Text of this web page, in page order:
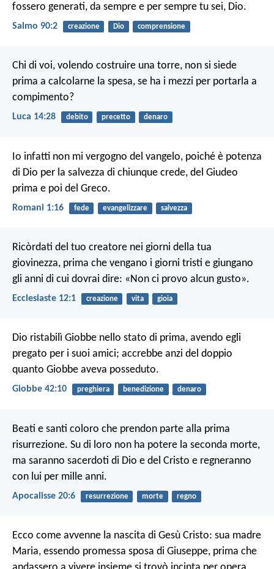
fossero generati, da sempre e per sempre tu sei, Dio.
Salmo 90:2 creazione Dio comprensione
Chi di voi, volendo costruire una torre, non si siede
prima a calcolarne la spesa, se ha i mezzi per portarla a
compimento?
Luca 14:28 debito precetto denaro
Io infatti non mi vergogno del vangelo, poiché è potenza
di Dio per la salvezza di chiunque crede, del Giudeo
prima e poi del Greco.
Romani 1:16 fede evangelizzare salvezza
Ricòrdati del tuo creatore nei giorni della tua
giovinezza, prima che vengano i giorni tristi e giungano
gli anni di cui dovrai dire: «Non ci provo alcun gusto».
Ecclesiaste 12:1 creazione vita gioia
Dio ristabilì Giobbe nello stato di prima, avendo egli
pregato per i suoi amici; accrebbe anzi del doppio
quanto Giobbe aveva posseduto.
Giobbe 42:10 preghiera benedizione denaro
Beati e santi coloro che prendon parte alla prima
risurrezione. Su di loro non ha potere la seconda morte,
ma saranno sacerdoti di Dio e del Cristo e regneranno
con lui per mille anni.
Apocalisse 20:6 resurrezione morte regno
Ecco come avvenne la nascita di Gesù Cristo: sua madre
Maria, essendo promessa sposa di Giuseppe, prima che